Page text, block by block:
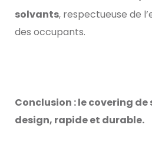
solvants, respectueuse de
des occupants.
Conclusion : le covering
design, rapide et durable.